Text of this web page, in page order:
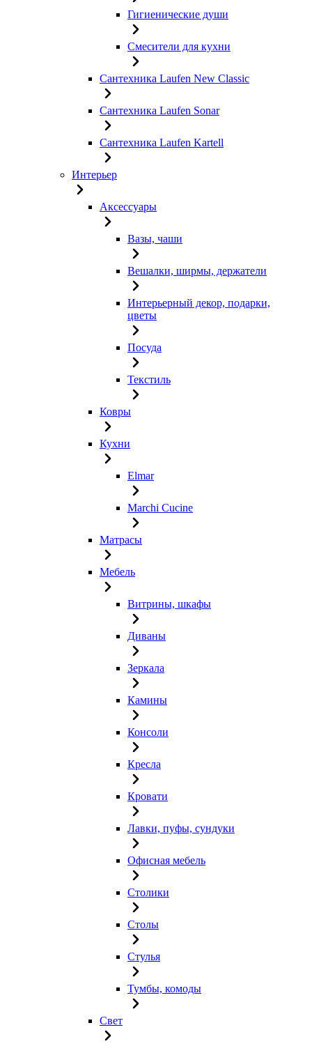
Гигиенические души
Смесители для кухни
Сантехника Laufen New Classic
Сантехника Laufen Sonar
Сантехника Laufen Kartell
Интерьер
Аксессуары
Вазы, чаши
Вешалки, ширмы, держатели
Интерьерный декор, подарки,
цветы
Посуда
Текстиль
Ковры
Кухни
Elmar
Marchi Cucine
Матрасы
Мебель
Витрины, шкафы
Диваны
Зеркала
Камины
Консоли
Кресла
Кровати
Лавки, пуфы, сундуки
Офисная мебель
Столики
Столы
Стулья
Тумбы, комоды
Свет